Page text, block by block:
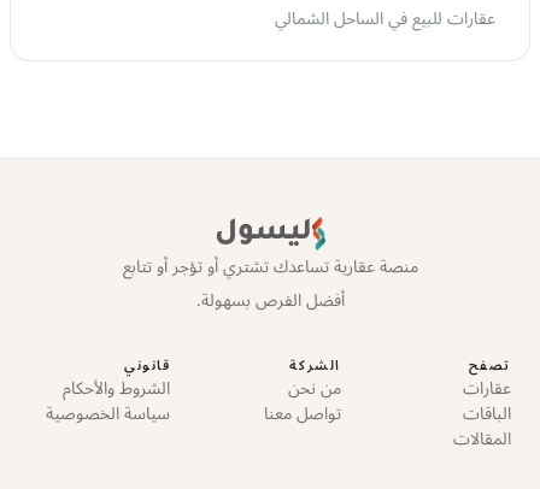
عقارات للبيع في الساحل الشمالي
ليسول
منصة عقارية تساعدك تشتري أو تؤجر أو تتابع
أفضل الفرص بسهولة.
تصفح
عقارات
الباقات
المقالات
الشركة
من نحن
تواصل معنا
قانوني
الشروط والأحكام
سياسة الخصوصية